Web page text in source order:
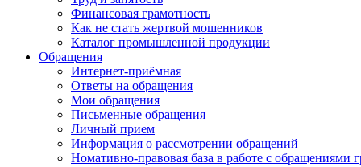
Финансовая грамотность
Как не стать жертвой мошенников
Каталог промышленной продукции
Обращения
Интернет-приёмная
Ответы на обращения
Мои обращения
Письменные обращения
Личный прием
Информация о рассмотрении обращений
Номативно-правовая база в работе с обращениями